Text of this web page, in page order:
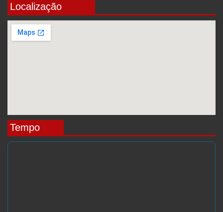
Localização
Tempo